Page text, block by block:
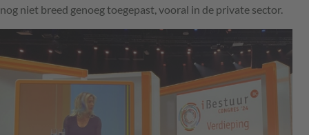
nog niet breed genoeg toegepast, vooral in de private sector.